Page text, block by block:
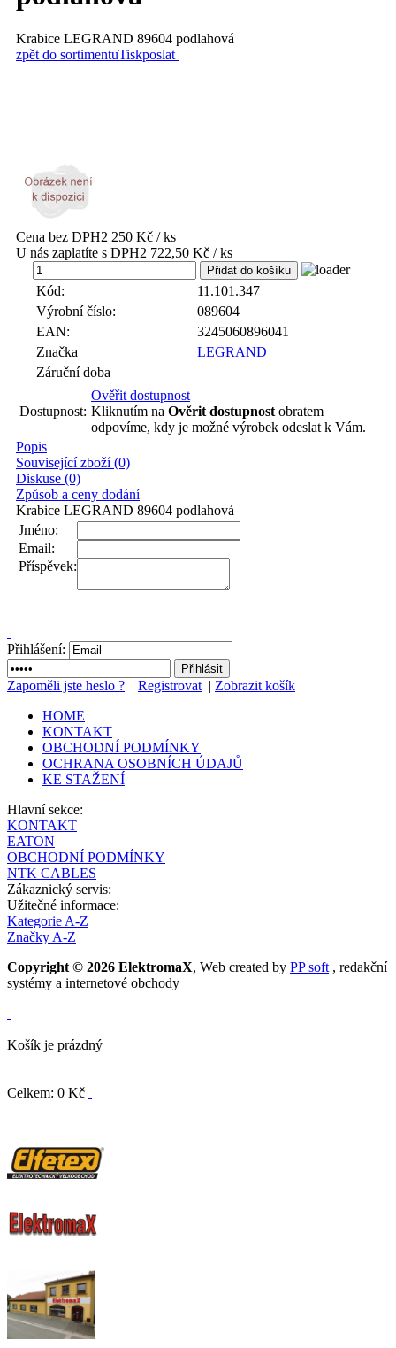
Krabice LEGRAND 89604 podlahová
zpět do sortimentuTiskposlat
Cena bez DPH2 250 Kč / ks
U nás zaplatíte s DPH2 722,50 Kč / ks
Kód:
11.101.347
Výrobní číslo:
089604
EAN:
3245060896041
Značka
LEGRAND
Záruční doba
Dostupnost:
Ověřit dostupnost
Kliknutím na Ověrit dostupnost obratem
odpovíme, kdy je možné výrobek odeslat k Vám.
Popis
Související zboží (0)
Diskuse (0)
Způsob a ceny dodání
Krabice LEGRAND 89604 podlahová
Jméno:
Email:
Příspěvek:
Přihlášení:
Zapoměli jste heslo ? | Registrovat | Zobrazit košík
HOME
KONTAKT
OBCHODNÍ PODMÍNKY
OCHRANA OSOBNÍCH ÚDAJŮ
KE STAŽENÍ
Hlavní sekce:
KONTAKT
EATON
OBCHODNÍ PODMÍNKY
NTK CABLES
Zákaznický servis:
Užitečné informace:
Kategorie A-Z
Značky A-Z
Copyright © 2026 ElektromaX, Web created by PP soft , redakční
systémy a internetové obchody
Košík je prázdný
Celkem: 0 Kč